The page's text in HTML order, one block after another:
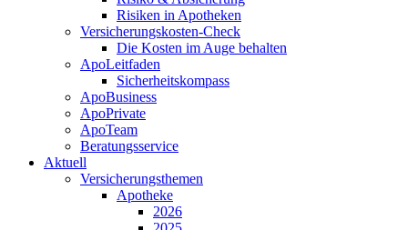
Risiken in Apotheken
Versicherungskosten-Check
Die Kosten im Auge behalten
ApoLeitfaden
Sicherheitskompass
ApoBusiness
ApoPrivate
ApoTeam
Beratungsservice
Aktuell
Versicherungsthemen
Apotheke
2026